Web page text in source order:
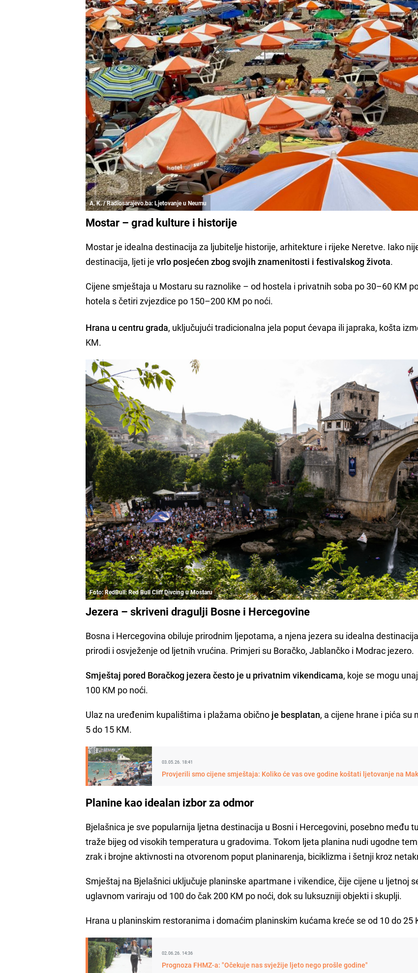
A. K. / Radiosarajevo.ba: Ljetovanje u Neumu
Mostar – grad kulture i historije
Mostar je idealna destinacija za ljubitelje historije, arhitekture i rijeke Neretve. Iako
destinacija, ljeti je vrlo posjećen zbog svojih znamenitosti i festivalskog života.
Cijene smještaja u Mostaru su raznolike – od hostela i privatnih soba po 30–60 KM
hotela s četiri zvjezdice po 150–200 KM po noći.
Hrana u centru grada, uključujući tradicionalna jela poput ćevapa ili japraka, košta
KM.
Foto: RedBull: Red Bull Cliff Divcing u Mostaru
Jezera – skriveni dragulji Bosne i Hercegovine
Bosna i Hercegovina obiluje prirodnim ljepotama, a njena jezera su idealna
prirodi i osvježenje od ljetnih vrućina. Primjeri su Boračko, Jablančko i Modrac jezero.
Smještaj pored Boračkog jezera često je u privatnim vikendicama, koje se mogu
100 KM po noći.
Ulaz na uređenim kupalištima i plažama obično je besplatan, a cijene hrane i pića su
5 do 15 KM.
03.05.26. 18:41
Provjerili smo cijene smještaja: Koliko će vas ove godine koštati ljetovanje na
Planine kao idealan izbor za odmor
Bjelašnica je sve popularnija ljetna destinacija u Bosni i Hercegovini, posebno među
traže bijeg od visokih temperatura u gradovima. Tokom ljeta planina nudi ugodne
zrak i brojne aktivnosti na otvorenom poput planinarenja, biciklizma i šetnji kroz
Smještaj na Bjelašnici uključuje planinske apartmane i vikendice, čije cijene u ljetnoj
uglavnom variraju od 100 do čak 200 KM po noći, dok su luksuzniji objekti i skuplji.
Hrana u planinskim restoranima i domaćim planinskim kućama kreće se od 10 do 25
02.06.26. 14:36
Prognoza FHMZ-a: "Očekuje nas svježije ljeto nego prošle godine"